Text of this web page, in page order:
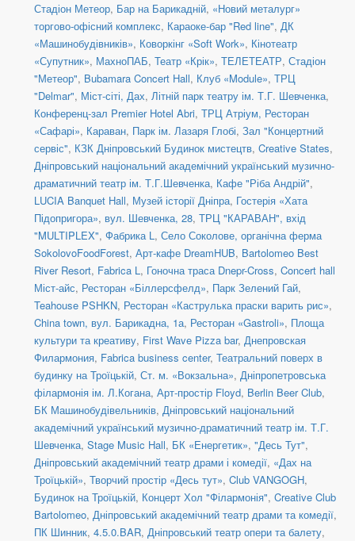
Стадіон Метеор, Бар на Барикадній, «Новий металург»
торгово-офісний комплекс, Караоке-бар "Red line", ДК
«Машинобудівників», Коворкінг «Soft Work», Кінотеатр
«Супутник», МахноПАБ, Театр «Крік», ТЕЛЕТЕАТР, Стадіон
"Метеор", Bubamara Concert Hall, Клуб «Module», ТРЦ
"Delmar", Міст-сіті, Дах, Літній парк театру ім. Т.Г. Шевченка,
Конференц-зал Premier Hotel Abri, ТРЦ Атріум, Ресторан
«Сафарі», Караван, Парк ім. Лазаря Глобі, Зал "Концертний
сервіс", КЗК Дніпровський Будинок мистецтв, Creative States,
Дніпровський національний академічний український музично-
драматичний театр ім. Т.Г.Шевченка, Кафе "Ріба Андрій",
LUCIA Banquet Hall, Музей історії Дніпра, Гостерія «Хата
Підопригора», вул. Шевченка, 28, ТРЦ "КАРАВАН", вхід
"MULTIPLEX", Фабрика L, Село Соколове, органічна ферма
SokolovoFoodForest, Арт-кафе DreamHUB, Bartolomeo Best
River Resort, Fabrica L, Гоночна траса Dnepr-Cross, Concert hall
Міст-айс, Ресторан «Біллерсфелд», Парк Зелений Гай,
Teahouse PSHKN, Ресторан «Каструлька праски варить рис»,
China town, вул. Барикадна, 1а, Ресторан «Gastroli», Площа
культури та креативу, First Wave Pizza bar, Днепровская
Филармония, Fabrica business center, Театральний поверх в
будинку на Троїцькій, Ст. м. «Вокзальна», Дніпропетровська
філармонія ім. Л.Когана, Арт-простір Floyd, Berlin Beer Club,
БК Машинобудівельників, Дніпровський національний
академічний український музично-драматичний театр ім. Т.Г.
Шевченка, Stage Music Hall, БК «Енергетик», "Десь Тут",
Дніпровський академічний театр драми і комедії, «Дах на
Троїцькій», Творчий простір «Десь тут», Club VANGOGH,
Будинок на Троїцькій, Концерт Хол "Філармонія", Creative Club
Bartolomeo, Дніпровський академічний театр драми та комедії,
ПК Шинник, 4.5.0.BAR, Дніпровський театр опери та балету,